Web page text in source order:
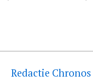
Redactie Chronos